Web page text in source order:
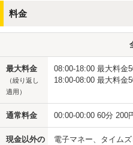
料金
最大料金
（繰り返し
適用）
08:00-18:00 最大料金
18:00-08:00 最大料金
通常料金 00:00-00:00 60分 200
現金以外の
電子マネー、タイム